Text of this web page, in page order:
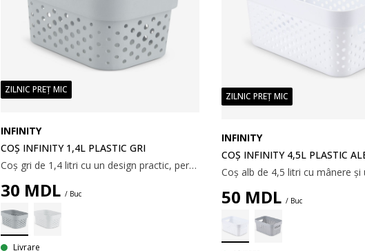
ZILNIC PREȚ MIC
INFINITY
COȘ INFINITY 1,4L PLASTIC GRI
Coș gri de 1,4 litri cu un design practic, perforat. Ideal pentru depozitarea diverselor obiecte mici. Coșul este fabricat din plastic (100% reciclat), ușor de curățat. 13x17x8 cm
30 MDL / Buc
Livrare
ZILNIC PREȚ MIC
INFINITY
COȘ INFINITY 4,5L PLASTIC
50 MDL / Buc